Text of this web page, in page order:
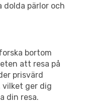
dolda pärlor och
bortom
att resa på
prisvärd
vilket ger dig
din resa.